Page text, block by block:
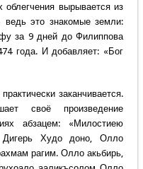
вырывается из
ведь это знакомые земли:
за 9 дней до Филиппова
года. И добавляет: «Бог
заканчивается.
своё произведение
абзацем: «Милостиею
Худо доно, Олло
рагим. Олло акьбирь,